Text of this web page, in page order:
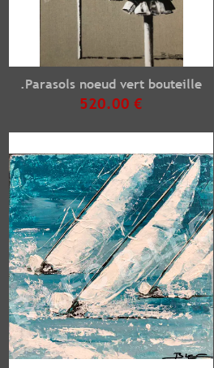
.Parasols noeud vert bouteille
520.00 €